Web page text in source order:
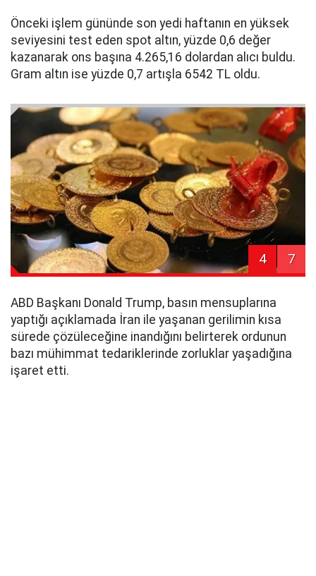
Önceki işlem gününde son yedi haftanın en yüksek
seviyesini test eden spot altın, yüzde 0,6 değer
kazanarak ons başına 4.265,16 dolardan alıcı buldu.
Gram altın ise yüzde 0,7 artışla 6542 TL oldu.
4 7
ABD Başkanı Donald Trump, basın mensuplarına
yaptığı açıklamada İran ile yaşanan gerilimin kısa
sürede çözüleceğine inandığını belirterek ordunun
bazı mühimmat tedariklerinde zorluklar yaşadığına
işaret etti.